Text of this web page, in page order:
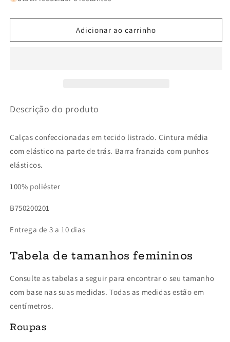
CALÇAS
COM
CALÇAS
LISTRADAS
COM
Adicionar ao carrinho
Descrição do produto
Calças confeccionadas em tecido listrado. Cintura média
com elástico na parte de trás. Barra franzida com punhos
elásticos.
100% poliéster
B750200201
Entrega de 3 a 10 dias
Tabela de tamanhos femininos
Consulte as tabelas a seguir para encontrar o seu tamanho
com base nas suas medidas. Todas as medidas estão em
centímetros.
Roupas